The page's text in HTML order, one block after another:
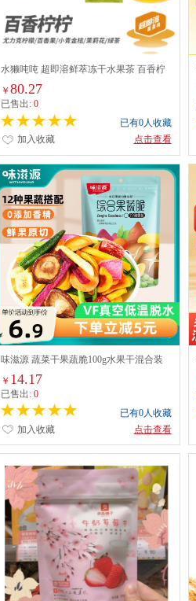
水獭吨吨 超即溶鲜萃冻干水果茶 百香柠
柠 90g(15g*6)
￥80.27
已售出:0
已有0人收藏
点击查看
加入收藏
味滋源 蔬菜干果蔬脆100g水果干混合装
￥ 14.17
已售出:0
已有0人收藏
点击查看
加入收藏